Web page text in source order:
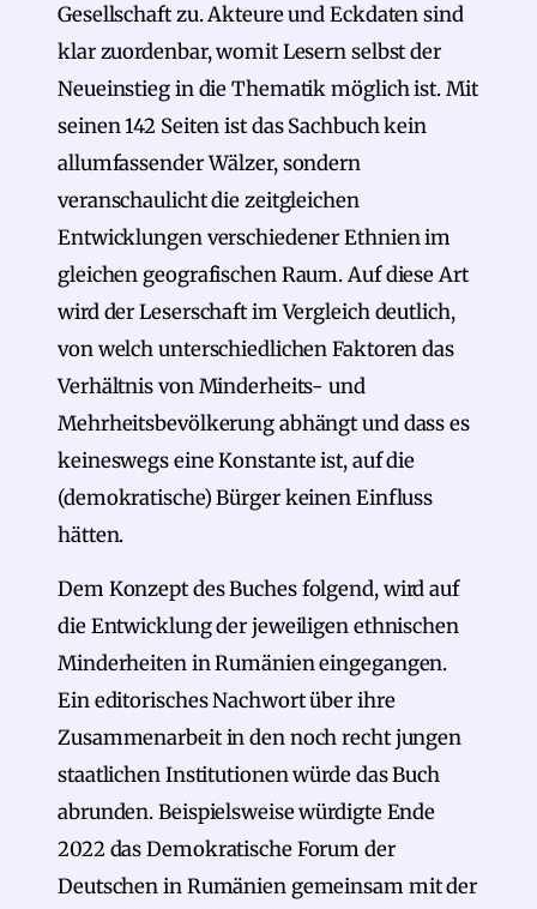
Gesellschaft zu. Akteure und Eckdaten sind
klar zuordenbar, womit Lesern selbst der
Neueinstieg in die Thematik möglich ist. Mit
seinen 142 Seiten ist das Sachbuch kein
allumfassender Wälzer, sondern
veranschaulicht die zeitgleichen
Entwicklungen verschiedener Ethnien im
gleichen geografischen Raum. Auf diese Art
wird der Leserschaft im Vergleich deutlich,
von welch unterschiedlichen Faktoren das
Verhältnis von Minderheits- und
Mehrheitsbevölkerung abhängt und dass es
keineswegs eine Konstante ist, auf die
(demokratische) Bürger keinen Einfluss
hätten.
Dem Konzept des Buches folgend, wird auf
die Entwicklung der jeweiligen ethnischen
Minderheiten in Rumänien eingegangen.
Ein editorisches Nachwort über ihre
Zusammenarbeit in den noch recht jungen
staatlichen Institutionen würde das Buch
abrunden. Beispielsweise würdigte Ende
2022 das Demokratische Forum der
Deutschen in Rumänien gemeinsam mit der